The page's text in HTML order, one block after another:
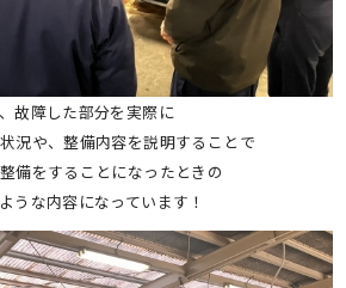
故障した部分を実際に
況や、整備内容を説明することで
備をすることになったときの
うな内容になっています！